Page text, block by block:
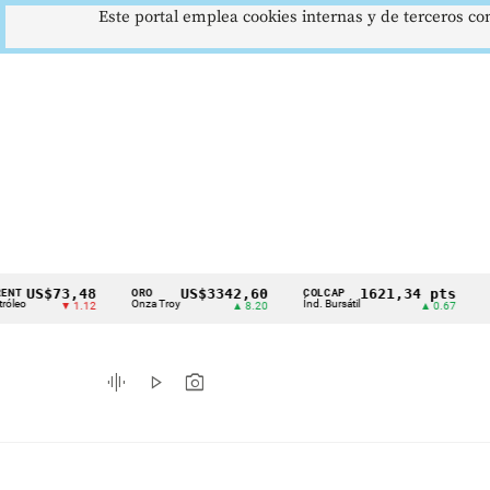
Cintillo
indicadores
económicos
▼ 1.12
ORO
Onza Troy
US$3342,60 COLCAP
Índ. Bursátil
1621,34 pts USD/
Dólar
graphic_eq play_arrow photo_camera
Este portal emplea cookies internas y de terceros